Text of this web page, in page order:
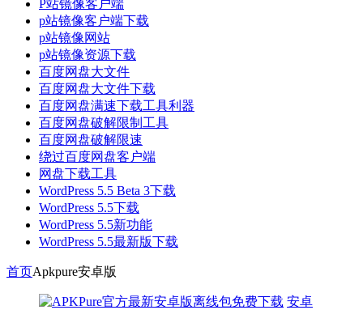
P站镜像客户端
p站镜像客户端下载
p站镜像网站
p站镜像资源下载
百度网盘大文件
百度网盘大文件下载
百度网盘满速下载工具利器
百度网盘破解限制工具
百度网盘破解限速
绕过百度网盘客户端
网盘下载工具
WordPress 5.5 Beta 3下载
WordPress 5.5下载
WordPress 5.5新功能
WordPress 5.5最新版下载
首页Apkpure安卓版
安卓